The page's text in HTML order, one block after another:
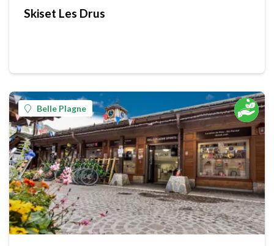
Skiset Les Drus
Belle Plagne